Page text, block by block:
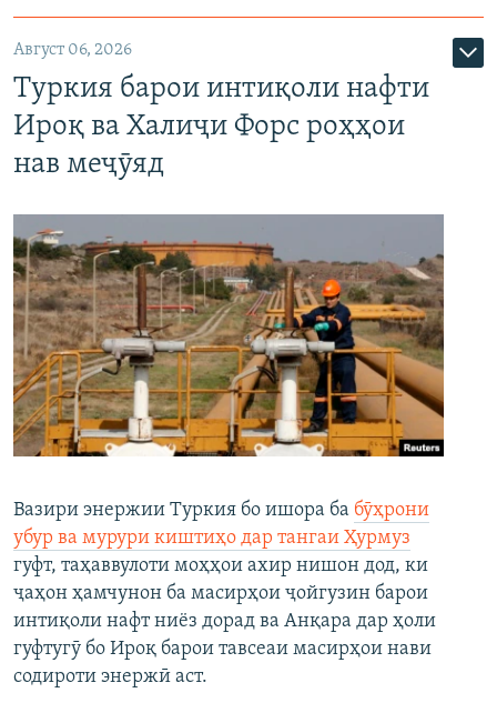
Август 06, 2026
Туркия барои интиқоли нафти
Ироқ ва Халиҷи Форс роҳҳои
нав меҷӯяд
Вазири энержии Туркия бо ишора ба бӯҳрони
убур ва мурури киштиҳо дар тангаи Ҳурмуз
гуфт, таҳаввулоти моҳҳои ахир нишон дод, ки
ҷаҳон ҳамчунон ба масирҳои ҷойгузин барои
интиқоли нафт ниёз дорад ва Анқара дар ҳоли
гуфтугӯ бо Ироқ барои тавсеаи масирҳои нави
содироти энержӣ аст.